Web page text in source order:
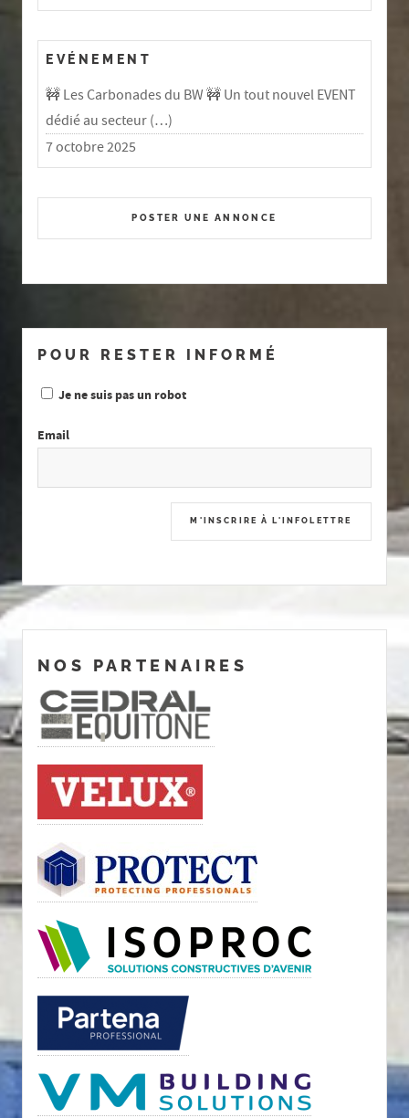
EVÉNEMENT
🚧 Les Carbonades du BW 🚧 Un tout nouvel EVENT
dédié au secteur (…)
7 octobre 2025
POSTER UNE ANNONCE
POUR RESTER INFORMÉ
Je ne suis pas un robot
Email
NOS PARTENAIRES